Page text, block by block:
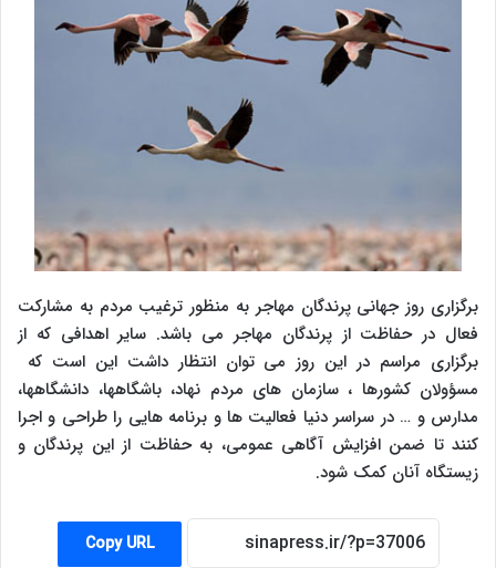
برگزاری روز جهانی پرندگان مهاجر به منظور ترغیب مردم به مشارکت
فعال در حفاظت از پرندگان مهاجر می باشد. سایر اهدافی که از
برگزاری مراسم در این روز می توان انتظار داشت این است که
مسؤولان کشورها ، سازمان های مردم نهاد، باشگاهها، دانشگاهها،
مدارس و … در سراسر دنیا فعالیت ها و برنامه هایی را طراحی و اجرا
کنند تا ضمن افزایش آگاهی عمومی، به حفاظت از این پرندگان و
زیستگاه آنان کمک شود.
Copy URL